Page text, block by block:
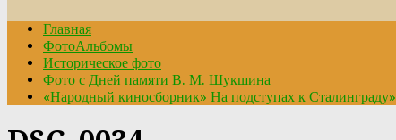
Главная
ФотоАльбомы
Историческое фото
Фото с Дней памяти В. М. Шукшина
«Народный киносборник» На подступах к Сталинграду»